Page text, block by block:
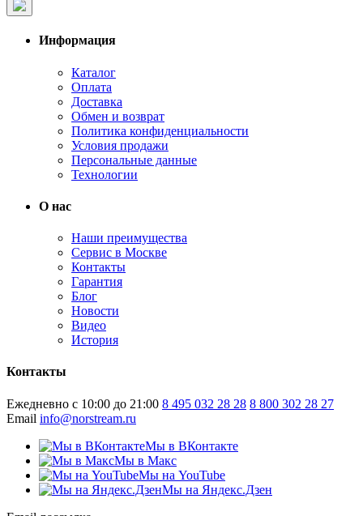
Информация
Каталог
Оплата
Доставка
Обмен и возврат
Политика конфиденциальности
Условия продажи
Персональные данные
Технологии
О нас
Наши преимущества
Сервис в Москве
Контакты
Гарантия
Блог
Новости
Видео
История
Контакты
Ежедневно с 10:00 до 21:00 8 495 032 28 28 8 800 302 28 27
Email info@norstream.ru
Мы в ВКонтакте
Мы в Макс
Мы на YouTube
Мы на Яндекс.Дзен